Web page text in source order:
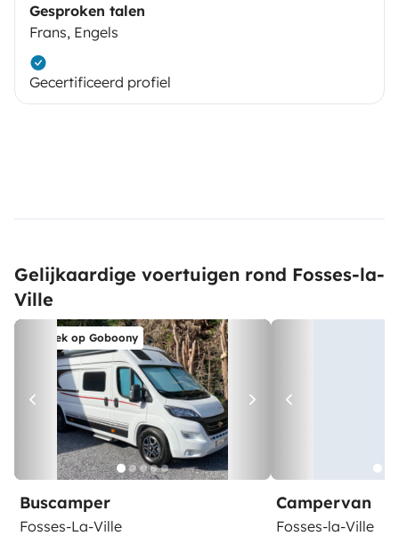
Gesproken talen
Frans, Engels
Gecertificeerd profiel
Gelijkaardige voertuigen rond Fosses-la-
Ville
Boek op Goboony
Buscamper
Fosses-La-Ville
Campervan
Fosses-la-Ville